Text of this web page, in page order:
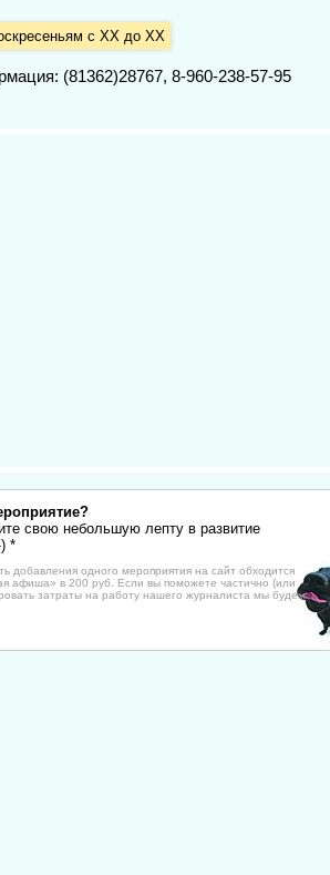
с XX до XX
(81362)28767, 8-960-238-57-95
свою небольшую лепту в развитие
*
добавления одного мероприятия на сайт обходится
афиша» в 200 руб. Если вы поможете частично (или
затраты на работу нашего журналиста мы будем